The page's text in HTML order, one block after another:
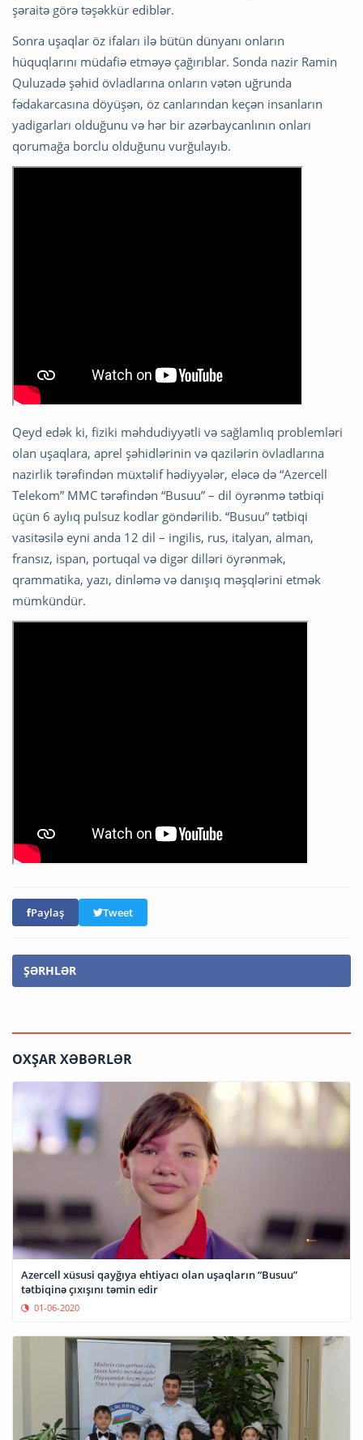
şəraitə görə təşəkkür ediblər.
Sonra uşaqlar öz ifaları ilə bütün dünyanı onların
hüquqlarını müdafiə etməyə çağırıblar. Sonda nazir Ramin
Quluzadə şəhid övladlarına onların vətən uğrunda
fədakarcasına döyüşən, öz canlarından keçən insanların
yadigarları olduğunu və hər bir azərbaycanlının onları
qorumağa borclu olduğunu vurğulayıb.
Qeyd edək ki, fiziki məhdudiyyətli və sağlamlıq problemləri
olan uşaqlara, aprel şəhidlərinin və qazilərin övladlarına
nazirlik tərəfindən müxtəlif hədiyyələr, eləcə də “Azercell
Telekom” MMC tərəfindən “Busuu” – dil öyrənmə tətbiqi
üçün 6 aylıq pulsuz kodlar göndərilib. “Busuu” tətbiqi
vasitəsilə eyni anda 12 dil – ingilis, rus, italyan, alman,
fransız, ispan, portuqal və digər dilləri öyrənmək,
qrammatika, yazı, dinləmə və danışıq məşqlərini etmək
mümkündür.
Paylaş Tweet
ŞƏRHLƏR
OXŞAR XƏBƏRLƏR
Azercell xüsusi qayğıya ehtiyacı olan uşaqların “Busuu”
tətbiqinə çıxışını təmin edir
01-06-2020